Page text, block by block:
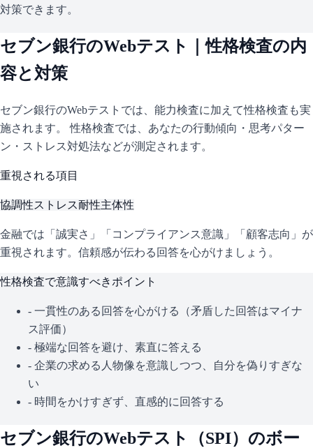
対策できます。
セブン銀行のWebテスト｜性格検査の内
容と対策
セブン銀行のWebテストでは、能力検査に加えて性格検査も実
施されます。 性格検査では、あなたの行動傾向・思考パター
ン・ストレス対処法などが測定されます。
重視される項目
協調性ストレス耐性主体性
金融では「誠実さ」「コンプライアンス意識」「顧客志向」が
重視されます。信頼感が伝わる回答を心がけましょう。
性格検査で意識すべきポイント
- 一貫性のある回答を心がける（矛盾した回答はマイナ
ス評価）
- 極端な回答を避け、素直に答える
- 企業の求める人物像を意識しつつ、自分を偽りすぎな
い
- 時間をかけすぎず、直感的に回答する
セブン銀行のWebテスト（SPI）のボー